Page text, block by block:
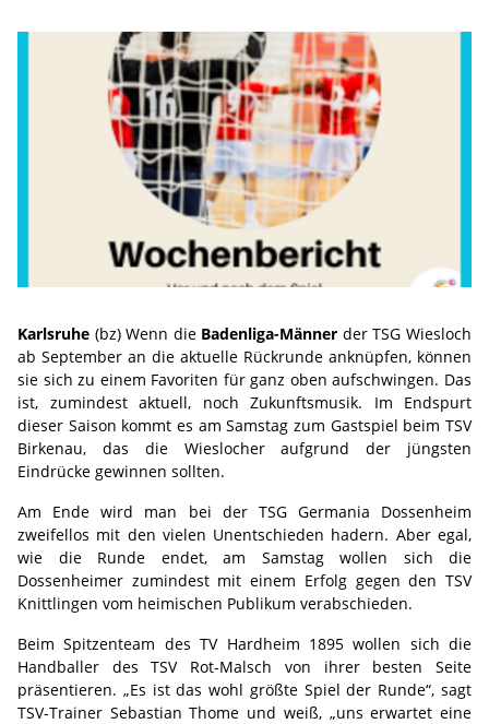
Karlsruhe (bz) Wenn die Badenliga-Männer der TSG Wiesloch
ab September an die aktuelle Rückrunde anknüpfen, können
sie sich zu einem Favoriten für ganz oben aufschwingen. Das
ist, zumindest aktuell, noch Zukunftsmusik. Im Endspurt
dieser Saison kommt es am Samstag zum Gastspiel beim TSV
Birkenau, das die Wieslocher aufgrund der jüngsten
Eindrücke gewinnen sollten.
Am Ende wird man bei der TSG Germania Dossenheim
zweifellos mit den vielen Unentschieden hadern. Aber egal,
wie die Runde endet, am Samstag wollen sich die
Dossenheimer zumindest mit einem Erfolg gegen den TSV
Knittlingen vom heimischen Publikum verabschieden.
Beim Spitzenteam des TV Hardheim 1895 wollen sich die
Handballer des TSV Rot-Malsch von ihrer besten Seite
präsentieren. „Es ist das wohl größte Spiel der Runde“, sagt
TSV-Trainer Sebastian Thome und weiß, „uns erwartet eine